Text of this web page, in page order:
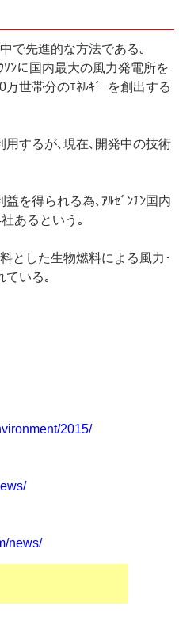
で先進的な方法である｡
ﾝに国内最大の風力発電所を
世帯分のｴﾈﾙｷﾞｰを創出する
するが､現在､開発中の技術
を得られる為､ｱﾙｾﾞﾝﾁﾝ国内
あるという｡
とした生物燃料による風力･
ている｡
2015/
news/